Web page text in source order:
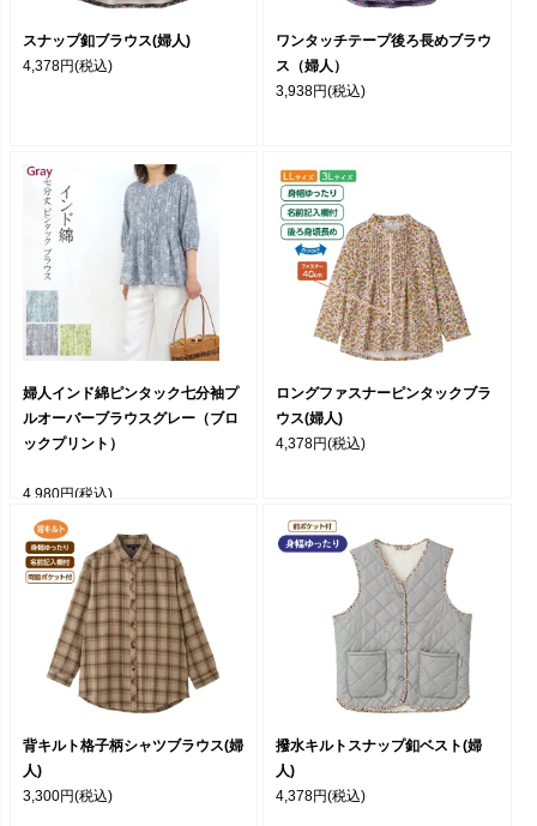
スナップ釦ブラウス(婦人)
4,378円(税込)
ワンタッチテープ後ろ長めブラウ
ス（婦人）
3,938円(税込)
婦人インド綿ピンタック七分袖プ
ルオーバーブラウスグレー（ブロ
ックプリント）
4,980円(税込)
ロングファスナーピンタックブラ
ウス(婦人)
4,378円(税込)
背キルト格子柄シャツブラウス(婦
人)
3,300円(税込)
撥水キルトスナップ釦ベスト(婦
人)
4,378円(税込)